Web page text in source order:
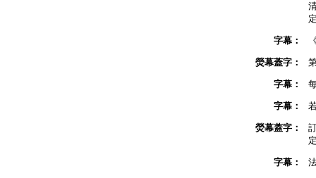
字幕：
熒幕蓋字：
字幕：
字幕：
熒幕蓋字：
字幕：